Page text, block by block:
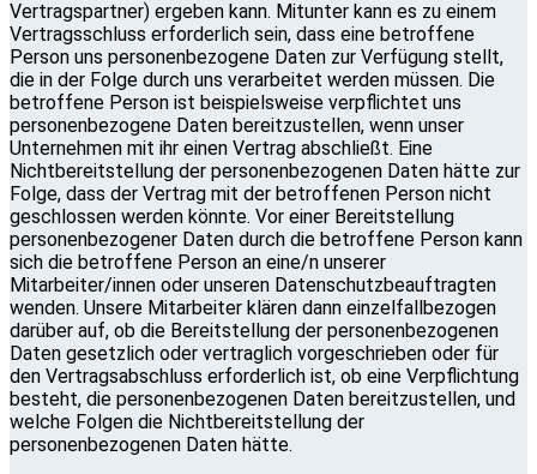
Vertragspartner) ergeben kann. Mitunter kann es zu einem
Vertragsschluss erforderlich sein, dass eine betroffene
Person uns personenbezogene Daten zur Verfügung stellt,
die in der Folge durch uns verarbeitet werden müssen. Die
betroffene Person ist beispielsweise verpflichtet uns
personenbezogene Daten bereitzustellen, wenn unser
Unternehmen mit ihr einen Vertrag abschließt. Eine
Nichtbereitstellung der personenbezogenen Daten hätte zur
Folge, dass der Vertrag mit der betroffenen Person nicht
geschlossen werden könnte. Vor einer Bereitstellung
personenbezogener Daten durch die betroffene Person kann
sich die betroffene Person an eine/n unserer
Mitarbeiter/innen oder unseren Datenschutzbeauftragten
wenden. Unsere Mitarbeiter klären dann einzelfallbezogen
darüber auf, ob die Bereitstellung der personenbezogenen
Daten gesetzlich oder vertraglich vorgeschrieben oder für
den Vertragsabschluss erforderlich ist, ob eine Verpflichtung
besteht, die personenbezogenen Daten bereitzustellen, und
welche Folgen die Nichtbereitstellung der
personenbezogenen Daten hätte.